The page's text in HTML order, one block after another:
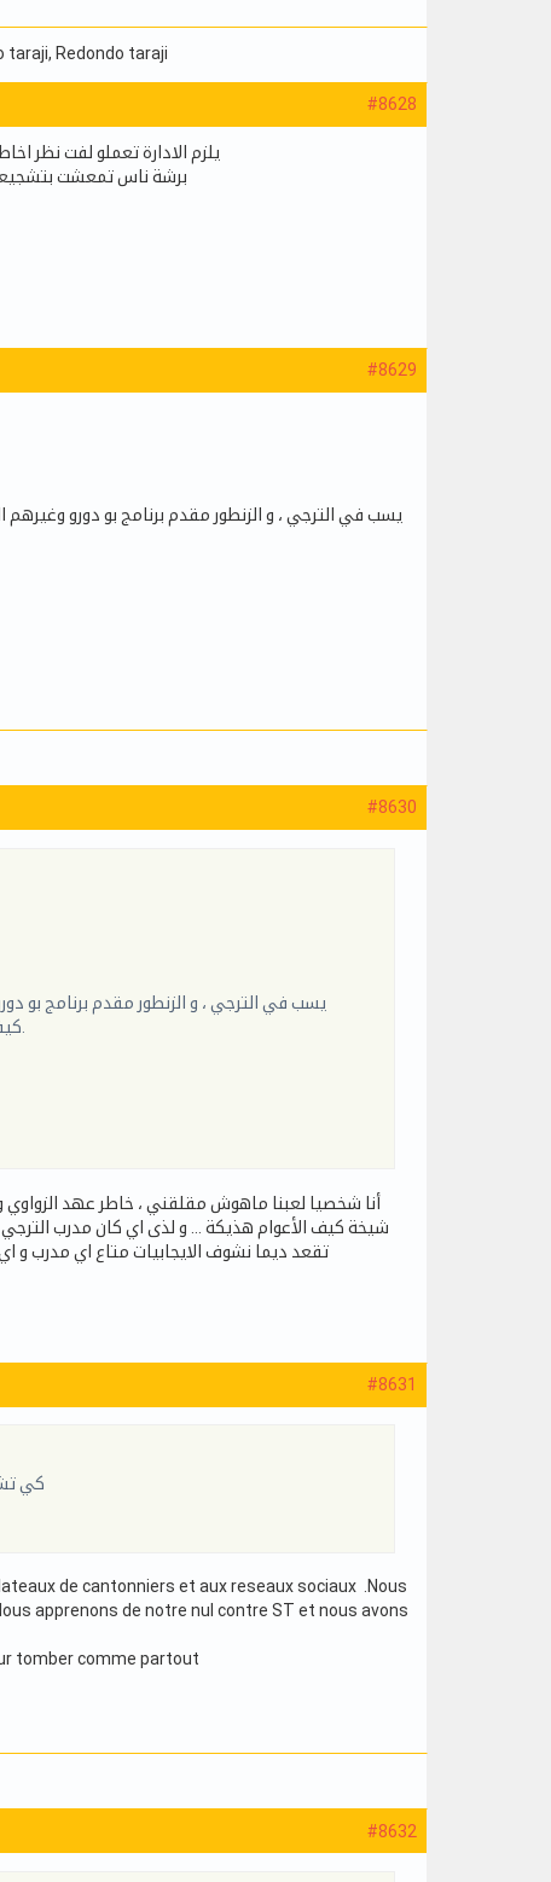
taraji, Redondo taraji
#8628
يلزم الادارة تعملو لفت نظر
برشة ناس تمعشت
#8629
يسب في الترجي ، و الزنطور مقدم برنامج بو دورو
#8630
يسب في الترجي ، و الزنطور مقدم برنامج بو
أنا شخصيا لعبنا ماهوش مقلقني ، خاطر عهد
شيخة كيف الأعوام هذيكة … و لذى اي كان مدرب
تقعد ديما نشوف الايجابيات متاع اي مدرب و
#8631
كي
de cantonniers et aux reseaux sociaux .Nous
apprenons de notre nul contre ST et nous avons
tomber comme partout
#8632